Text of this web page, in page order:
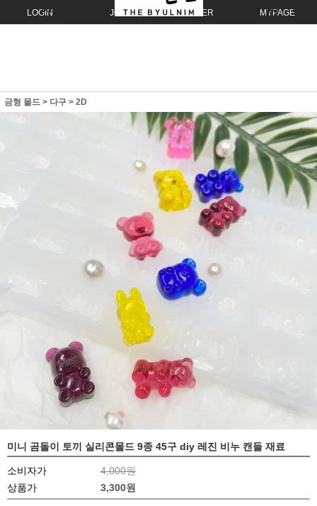
LOGIN JOIN ORDER MYPAGE
금형 몰드 > 다구 > 2D
미니 곰돌이 토끼 실리콘몰드 9종 45구 diy 레진 비누 캔들 재료
소비자가
4,000원
상품가
3,300원